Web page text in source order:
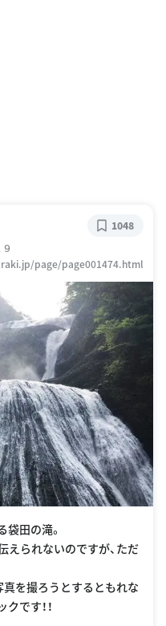
page/page001474.html
1048
田の滝。
えられないのですが、ただ
を撮ろうとするともれな
です！！